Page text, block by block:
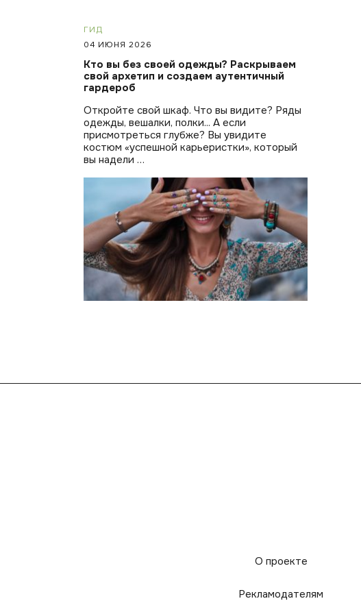
ГИД
04 ИЮНЯ 2026
Кто вы без своей одежды? Раскрываем
свой архетип и создаем аутентичный
гардероб
Откройте свой шкаф. Что вы видите? Ряды
одежды, вешалки, полки... А если
присмотреться глубже? Вы увидите
костюм «успешной карьеристки», который
вы надели …
О проекте
Рекламодателям